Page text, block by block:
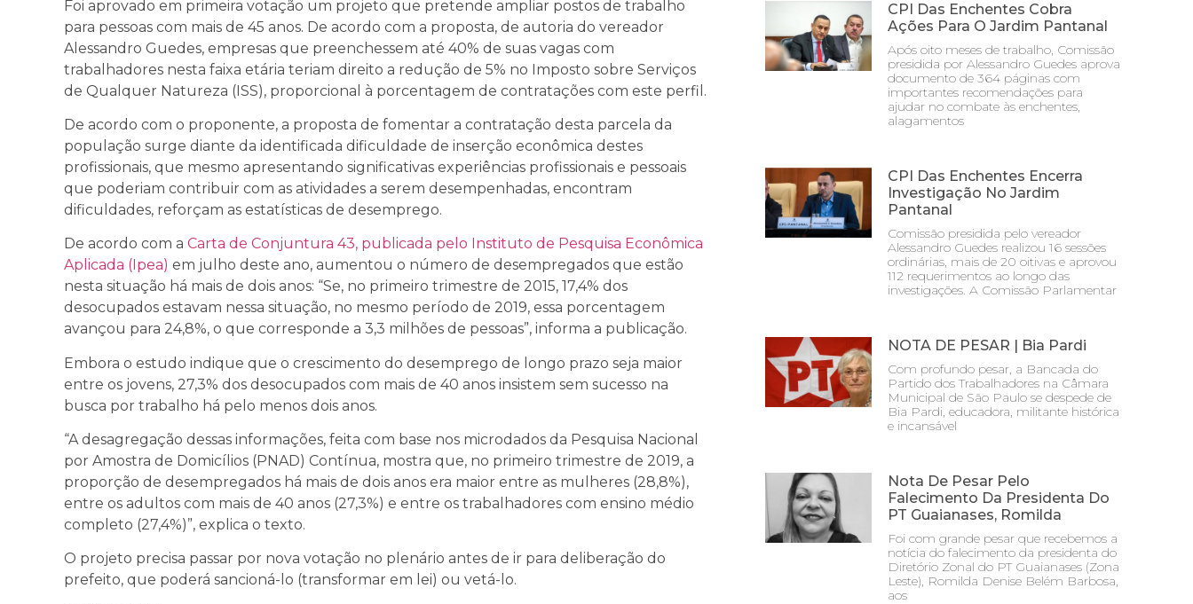
Foi aprovado em primeira votação um projeto que pretende ampliar postos de trabalho
para pessoas com mais de 45 anos. De acordo com a proposta, de autoria do vereador
Alessandro Guedes, empresas que preenchessem até 40% de suas vagas com
trabalhadores nesta faixa etária teriam direito a redução de 5% no Imposto sobre Serviços
de Qualquer Natureza (ISS), proporcional à porcentagem de contratações com este perfil.
De acordo com o proponente, a proposta de fomentar a contratação desta parcela da
população surge diante da identificada dificuldade de inserção econômica destes
profissionais, que mesmo apresentando significativas experiências profissionais e pessoais
que poderiam contribuir com as atividades a serem desempenhadas, encontram
dificuldades, reforçam as estatísticas de desemprego.
De acordo com a Carta de Conjuntura 43, publicada pelo Instituto de Pesquisa Econômica
Aplicada (Ipea) em julho deste ano, aumentou o número de desempregados que estão
nesta situação há mais de dois anos: “Se, no primeiro trimestre de 2015, 17,4% dos
desocupados estavam nessa situação, no mesmo período de 2019, essa porcentagem
avançou para 24,8%, o que corresponde a 3,3 milhões de pessoas”, informa a publicação.
Embora o estudo indique que o crescimento do desemprego de longo prazo seja maior
entre os jovens, 27,3% dos desocupados com mais de 40 anos insistem sem sucesso na
busca por trabalho há pelo menos dois anos.
“A desagregação dessas informações, feita com base nos microdados da Pesquisa Nacional
por Amostra de Domicílios (PNAD) Contínua, mostra que, no primeiro trimestre de 2019, a
proporção de desempregados há mais de dois anos era maior entre as mulheres (28,8%),
entre os adultos com mais de 40 anos (27,3%) e entre os trabalhadores com ensino médio
completo (27,4%)”, explica o texto.
O projeto precisa passar por nova votação no plenário antes de ir para deliberação do
prefeito, que poderá sancioná-lo (transformar em lei) ou vetá-lo.
CPI Das Enchentes Cobra
Ações Para O Jardim Pantanal
Após oito meses de trabalho, Comissão
presidida por Alessandro Guedes aprova
documento de 364 páginas com
importantes recomendações para
ajudar no combate às enchentes,
alagamentos
CPI Das Enchentes Encerra
Investigação No Jardim
Pantanal
Comissão presidida pelo vereador
Alessandro Guedes realizou 16 sessões
ordinárias, mais de 20 oitivas e aprovou
112 requerimentos ao longo das
investigações. A Comissão Parlamentar
NOTA DE PESAR | Bia Pardi
Com profundo pesar, a Bancada do
Partido dos Trabalhadores na Câmara
Municipal de São Paulo se despede de
Bia Pardi, educadora, militante histórica
e incansável
Nota De Pesar Pelo
Falecimento Da Presidenta Do
PT Guaianases, Romilda
Foi com grande pesar que recebemos a
notícia do falecimento da presidenta do
Diretório Zonal do PT Guaianases (Zona
Leste), Romilda Denise Belém Barbosa,
aos